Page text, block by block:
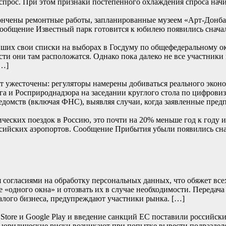
ремонтные работы, запланированные музеем «Арт-
Известный парк готовится к юбилею появились
свои списки на выборах в Госдуму по общефедеральному
они там расположатся. Однако пока далеко не все
регуляторы намерены добиваться реального
на заседании круглого стола по
(включая ФНС), выявляя случаи, когда заявленные
поездок в Россию, это почти на 20% меньше год к году
аэропортов. Сообщение Прибытия убыли
на обработку персональных данных, что обяжет
окна» и отозвать их в случае необходимости.
бизнеса, предупреждают участники рынка. […]
и Google Play и введение санкций ЕС поставили